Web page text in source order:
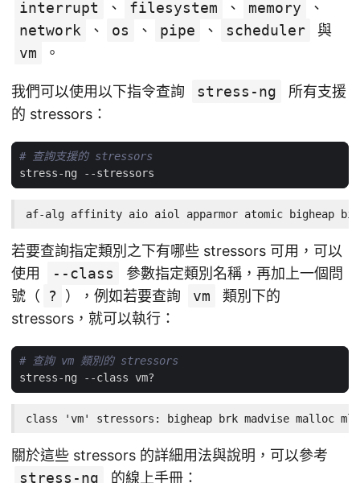
interrupt
、 filesystem 、 memory
、
network
、 os 、 pipe 、 scheduler
與
vm
。
我們可以使用以下指令查詢 stress-ng
所有支援
的 stressors：
# 查詢支援的 stressors
af-alg affinity aio aiol apparmor atomic bigheap
若要查詢指定類別之下有哪些 stressors 可用，可以
使用
--class
參數指定類別名稱，再加上一個問
號（
? ），例如若要查詢 vm
類別下的
stressors，就可以執行：
# 查詢 vm 類別的 stressors
class 'vm' stressors: bigheap brk madvise malloc mlock
關於這些 stressors 的詳細用法與說明，可以參考
stress-ng
的線上手冊：